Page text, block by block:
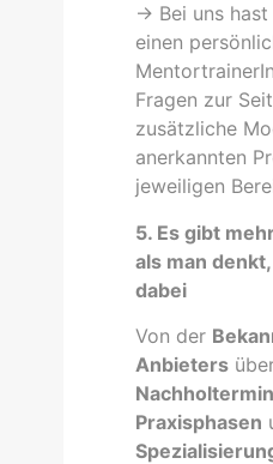
-> Bei uns
einen
Fragen zur
zusätzliche
anerkannten
jeweiligen
5. Es gibt
als man
dabei
Von der
Anbieters
Praxisphasen